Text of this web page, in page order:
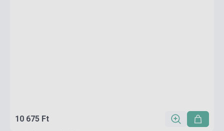
10 675 Ft